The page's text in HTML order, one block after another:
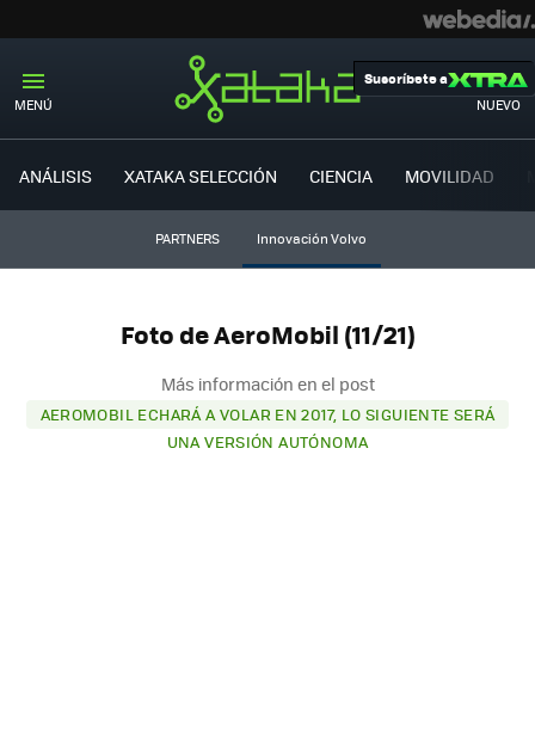
MENÚ NUEVO
Suscríbete a
ANÁLISIS XATAKA SELECCIÓN CIENCIA MOVILIDAD
PARTNERS Innovación Volvo
Foto de AeroMobil (11/21)
Más información en el post
AEROMOBIL ECHARÁ A VOLAR EN 2017, LO SIGUIENTE SERÁ
UNA VERSIÓN AUTÓNOMA